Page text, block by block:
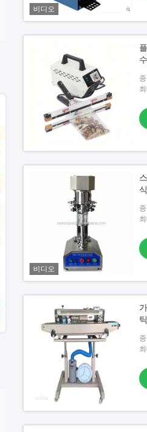
핸드 임플러스 시일러 휴대용 열 임플러
시일러 플라스틱 봉지 수동 시일러 기계
가장 좋은 가격 을 구하라
비디오
비디오